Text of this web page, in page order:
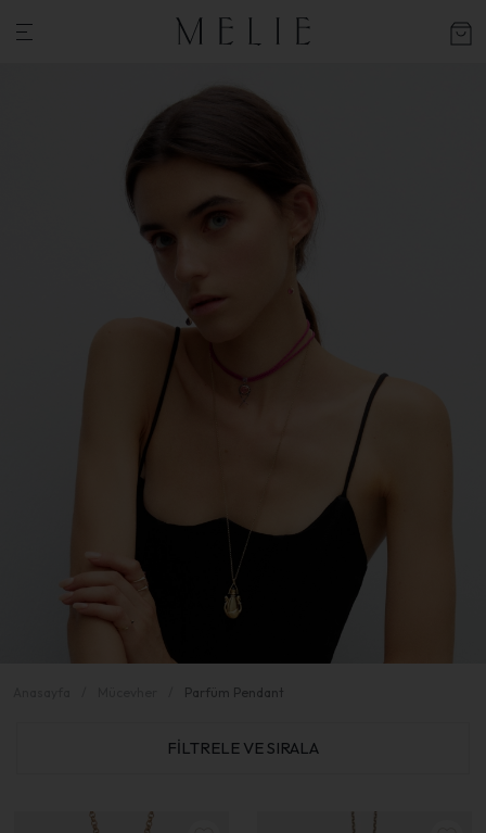
Parfüm Pendant
FİLTRELE VE SIRALA